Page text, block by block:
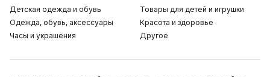
Детская одежда и обувь
Одежда, обувь, аксессуары
Часы и украшения
Товары для детей и игрушки
Красота и здоровье
Другое